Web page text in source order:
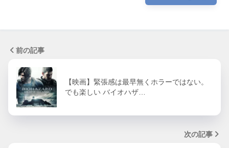
前の記事
【映画】緊張感は最早無くホラーではない。
でも楽しい バイオハザ…
次の記事